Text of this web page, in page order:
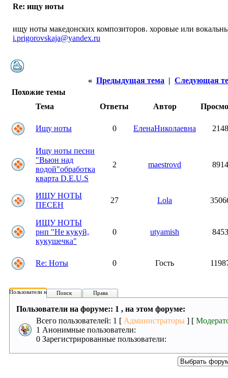
Re: ищу ноты
ищу ноты македонских композиторов. хоровые или
i.prigorovskaja@yandex.ru
« Предыдущая тема | Следующая
Похожие темы
Тема
Ответы Автор
Ищу ноты 0 ЕленаНиколаевна
Ищу ноты песни
"Вьюн над
водой"обработка
кварта D.E.U.S
2 maestrovd
ИЩУ НОТЫ
ПЕСЕН
27 Lola
ИЩУ НОТЫ
рнп "Не кукуй,
кукушечка"
0 utyamish
Re: Ноты 0 Гость
Пользователи на форуме:
Поиск Права
Пользователи на форуме:: 1 , на этом форуме:
Всего пользователей: 1 [ Администраторы ] [
1 Анонимные пользователи:
0 Зарегистрированные пользователи: